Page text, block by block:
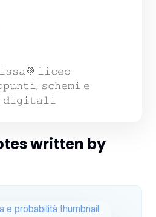
𝚕𝚒𝚌𝚎𝚘
𝚜𝚌𝚑𝚎𝚖𝚒 𝚎
written by